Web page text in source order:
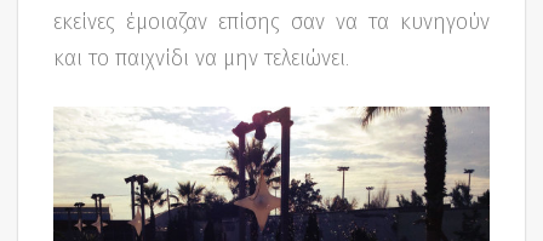
εκείνες έμοιαζαν επίσης σαν να τα κυνηγούν
και το παιχνίδι να μην τελειώνει.